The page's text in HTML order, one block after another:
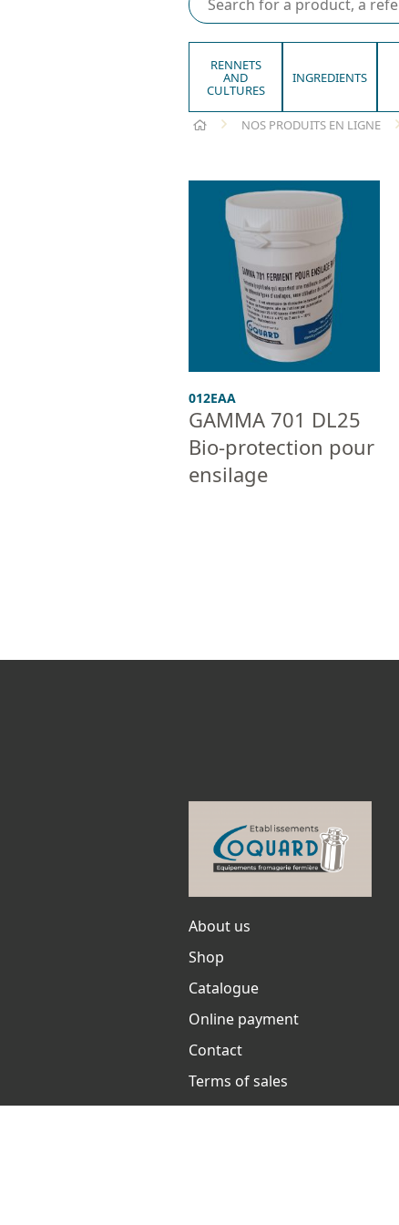
RENNETS
AND
CULTURES
INGREDIENTS
HOME NOS PRODUITS EN LIGNE
012EAA
GAMMA 701 DL25
Bio-protection pour
ensilage
About us
Shop
Catalogue
Online payment
Contact
Terms of sales